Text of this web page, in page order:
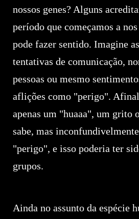
nossos genes? Alguns
período que começamos a
pode fazer sentido. Imagine
tentativas de comunicação,
pessoas ou mesmo
aflições como "perigo".
apenas um "huaaa", um grito
sabe, mas
"perigo", e isso poderia ter
grupos.
Ainda no assunto da espécie